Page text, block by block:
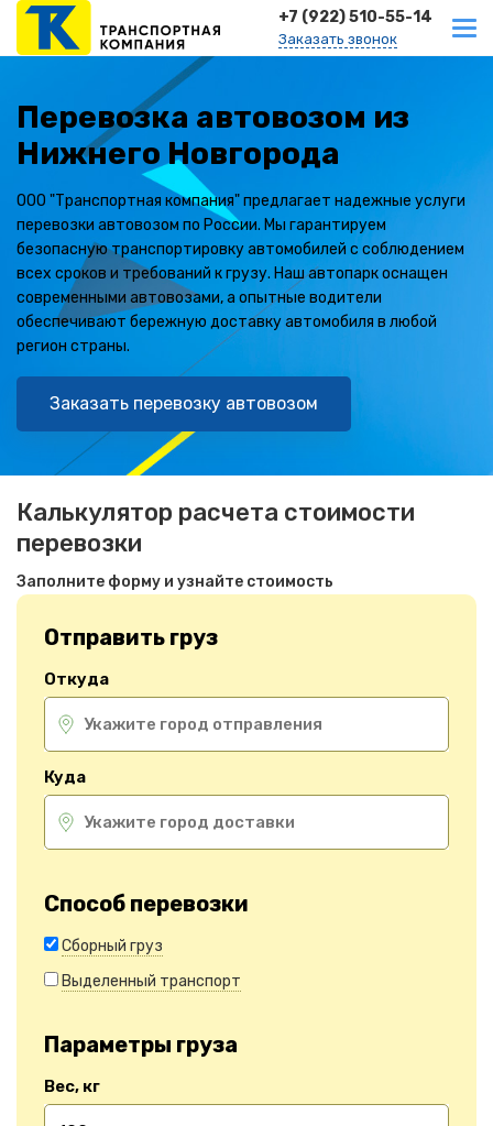
+7 (922) 510-55-14
Заказать звонок
Перевозка автовозом из
Нижнего Новгорода
ООО "Транспортная компания" предлагает надежные услуги
перевозки автовозом по России. Мы гарантируем
безопасную транспортировку автомобилей с соблюдением
всех сроков и требований к грузу. Наш автопарк оснащен
современными автовозами, а опытные водители
обеспечивают бережную доставку автомобиля в любой
регион страны.
Заказать перевозку автовозом
Калькулятор расчета стоимости
перевозки
Заполните форму и узнайте стоимость
Отправить груз
Откуда
Куда
Способ перевозки
Сборный груз
Выделенный транспорт
Параметры груза
Вес, кг